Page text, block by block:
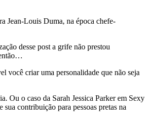
Jean-Louis Duma, na época chefe-
desse post a grife não prestou
você criar uma personalidade que não seja
Ou o caso da Sarah Jessica Parker em Sexy
contribuição para pessoas pretas na